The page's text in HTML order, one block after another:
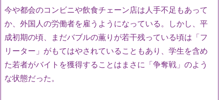
今や都会のコンビニや飲食チェーン店は人手不足もあって
か、外国人の労働者を雇うようになっている。しかし、平
成初期の頃、まだバブルの薫りが若干残っている頃は「フ
リーター」がもてはやされていることもあり、学生を含め
た若者がバイトを獲得することはまさに「争奪戦」のよう
な状態だった。